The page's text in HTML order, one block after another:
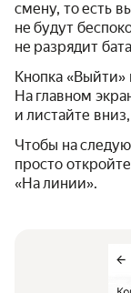
смену, то есть
не будут
не разрядит
Кнопка
На главном
и листайте
Чтобы на
просто
«На линии».